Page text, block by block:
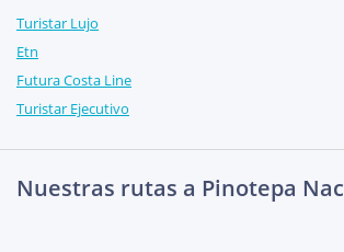
Turistar Lujo
Etn
Futura Costa Line
Turistar Ejecutivo
Nuestras rutas a Pinotepa